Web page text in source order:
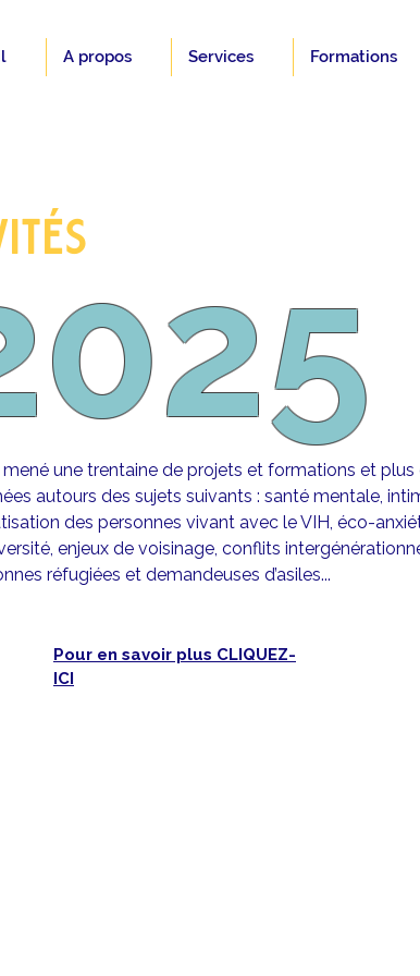
A propos Services Formations
25
une trentaine de projets et formations et plus
autours des sujets suivants : santé mentale,
des personnes vivant avec le VIH, éco-
enjeux de voisinage, conflits
réfugiées et demandeuses d’asiles...
Pour en savoir plus CLIQUEZ-
ICI